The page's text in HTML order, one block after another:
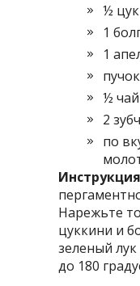
½
1
1
½
2
по
Нарежьте
цуккини и
зеленый лук
до 180